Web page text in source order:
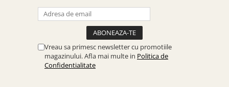
Vreau sa primesc newsletter cu promotiile
magazinului. Afla mai multe in Politica de
Confidentialitate